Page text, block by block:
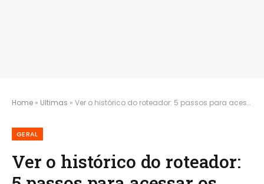
Home » Ultimas » Ver o histórico do roteador: 5 passos para acessar os registros
GERAL
Ver o histórico do roteador: